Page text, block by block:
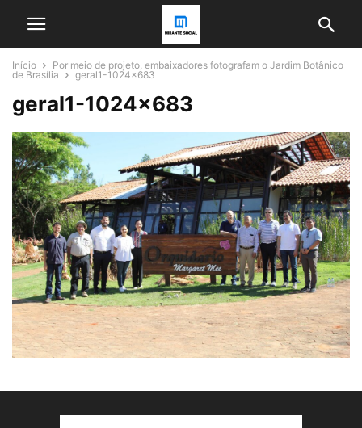
Início
Por meio de projeto, embaixadores fotografam o Jardim Botânico
de Brasília
geral1-1024x683
geral1-1024×683